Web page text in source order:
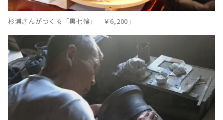
杉浦さんがつくる「黒七輪」 ￥6,200」